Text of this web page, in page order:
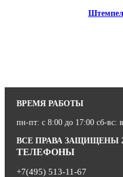
ВРЕМЯ РАБОТЫ
пн-пт: с 8:00 до 17:00 сб-вс:
ВСЕ ПРАВА ЗАЩИЩЕНЫ
ТЕЛЕФОНЫ
+7(495) 513-11-67